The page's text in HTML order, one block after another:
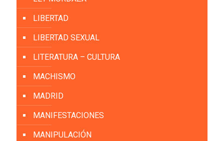
LIBERTAD
LIBERTAD SEXUAL
LITERATURA – CULTURA
MACHISMO
MADRID
MANIFESTACIONES
MANIPULACIÓN